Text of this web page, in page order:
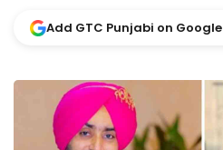
Add GTC Punjabi on Google